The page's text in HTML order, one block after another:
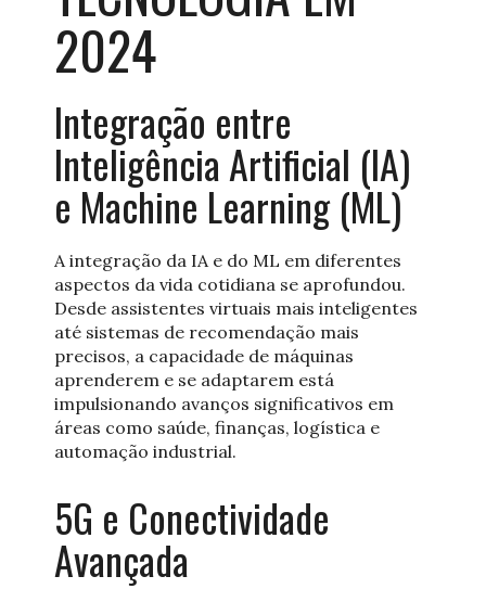
2024
Integração entre
Inteligência Artificial (IA)
e Machine Learning (ML)
A integração da IA e do ML em diferentes
aspectos da vida cotidiana se aprofundou.
Desde assistentes virtuais mais inteligentes
até sistemas de recomendação mais
precisos, a capacidade de máquinas
aprenderem e se adaptarem está
impulsionando avanços significativos em
áreas como saúde, finanças, logística e
automação industrial.
5G e Conectividade
Avançada